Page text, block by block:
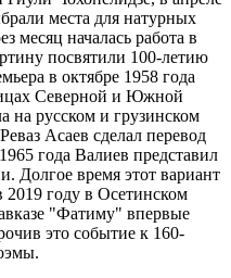
места для натурных
месяц началась работа в
посвятили 100-летию
в октябре 1958 года
Северной и Южной
русском и грузинском
Асаев сделал перевод
года Валиев представил
Долгое время этот вариант
2019 году в Осетинском
"Фатиму" впервые
это событие к 160-